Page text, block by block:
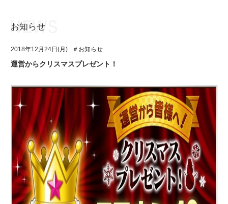
アプリゲーム
イベント・キャンペーン
ミュージック
グッズ・本
ギャラリー
ユニット&キャラクター
アプリゲーム
イベント・キャンペーン
ミュージック
グッズ・本
ギャラリー
お知らせ
2018年12月24日(月) ＃お知らせ
運営からクリスマスプレゼント！